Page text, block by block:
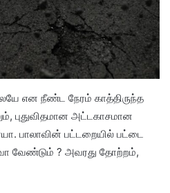
என நீண்ட நேரம் காத்திருந்த
புதுவிதமான அட்டகாசமான
பாலாவின் பட்டறையில் பட்டை
வேண்டும் ? அவரது தோற்றம்,